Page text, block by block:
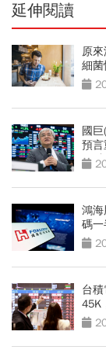
延伸閱讀
原
細
國
預
亞科
鴻
碼
台
45K